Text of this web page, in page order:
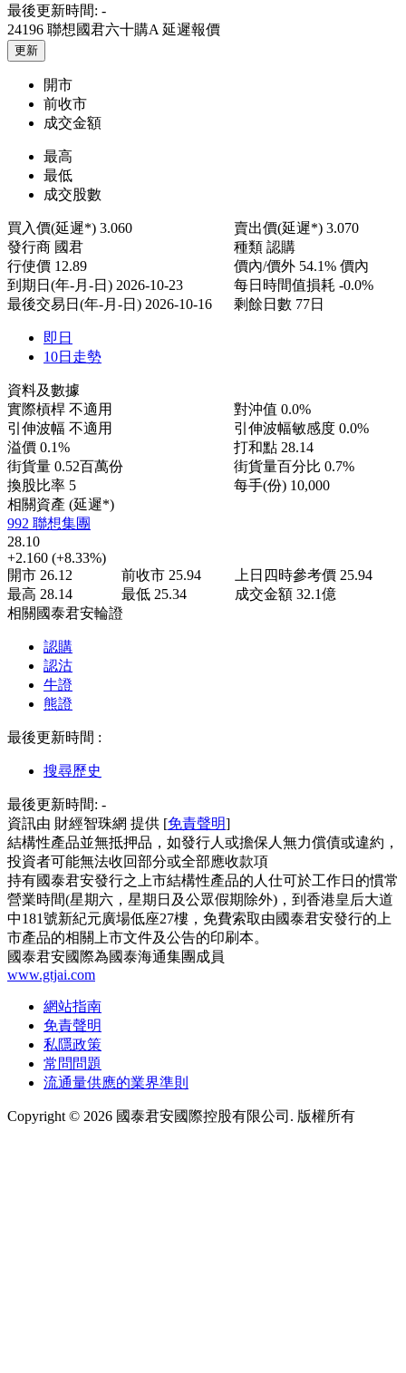
最後更新時間: -
24196 聯想國君六十購A 延遲報價
更新
開市
前收市
成交金額
最高
最低
成交股數
買入價(延遲*) 3.060 賣出價(延遲*) 3.070
發行商 國君 種類 認購
行使價 12.89 價內/價外 54.1% 價內
到期日(年-月-日) 2026-10-23 每日時間值損耗 -0.0%
最後交易日(年-月-日) 2026-10-16 剩餘日數 77日
即日
10日走勢
資料及數據
實際槓桿 不適用 對沖值 0.0%
引伸波幅 不適用 引伸波幅敏感度 0.0%
溢價 0.1% 打和點 28.14
街貨量 0.52百萬份 街貨量百分比 0.7%
換股比率 5 每手(份) 10,000
相關資產 (延遲*)
992 聯想集團
28.10
+2.160 (+8.33%)
開市 26.12 前收市 25.94 上日四時參考價 25.94
最高 28.14 最低 25.34 成交金額 32.1億
相關國泰君安輪證
認購
認沽
牛證
熊證
最後更新時間 :
搜尋歷史
最後更新時間: -
資訊由 財經智珠網 提供 [免責聲明]
結構性產品並無抵押品，如發行人或擔保人無力償債或違約，
投資者可能無法收回部分或全部應收款項
持有國泰君安發行之上市結構性產品的人仕可於工作日的慣常
營業時間(星期六，星期日及公眾假期除外)，到香港皇后大道
中181號新紀元廣場低座27樓，免費索取由國泰君安發行的上
市產品的相關上市文件及公告的印刷本。
國泰君安國際為國泰海通集團成員
www.gtjai.com
網站指南
免責聲明
私隱政策
常問問題
流通量供應的業界準則
Copyright © 2026 國泰君安國際控股有限公司. 版權所有